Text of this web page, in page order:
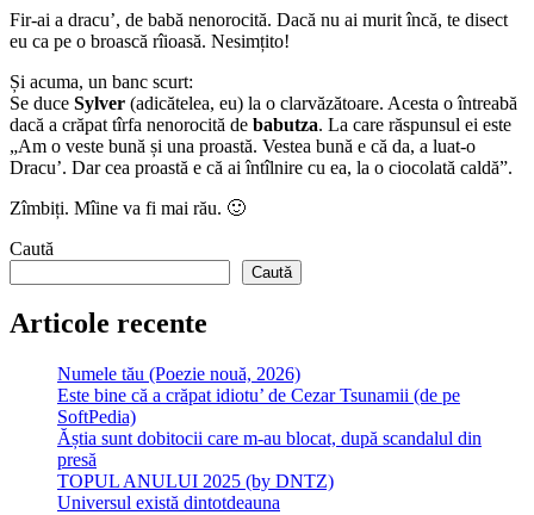
Fir-ai a dracu’, de babă nenorocită. Dacă nu ai murit încă, te disect
eu ca pe o broască rîioasă. Nesimțito!
Și acuma, un banc scurt:
Se duce Sylver (adicătelea, eu) la o clarvăzătoare. Acesta o întreabă
dacă a crăpat tîrfa nenorocită de babutza. La care răspunsul ei este
„Am o veste bună și una proastă. Vestea bună e că da, a luat-o
Dracu’. Dar cea proastă e că ai întîlnire cu ea, la o ciocolată caldă”.
Zîmbiți. Mîine va fi mai rău. 🙂
Caută
Caută
Articole recente
Numele tău (Poezie nouă, 2026)
Este bine că a crăpat idiotu’ de Cezar Tsunamii (de pe
SoftPedia)
Ăștia sunt dobitocii care m-au blocat, după scandalul din
presă
TOPUL ANULUI 2025 (by DNTZ)
Universul există dintotdeauna